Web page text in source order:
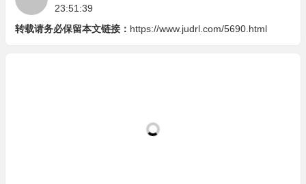
23:51:39
转载请务必保留本文链接： https://www.judrl.com/5690.html